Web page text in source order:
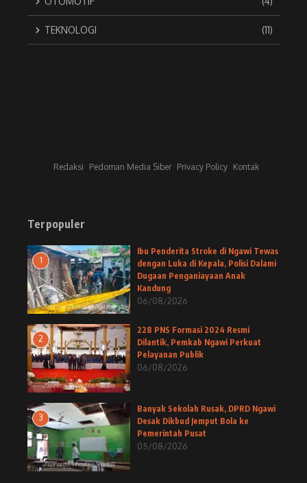
TEKNOLOGI (11)
Redaksi Pedoman Media Siber Privacy Policy Kontak
Terpopuler
1
Ibu Penderita Stroke di Ngawi Tewas
dengan Luka di Kepala, Polisi Dalami
Dugaan Penganiayaan Anak
Kandung
06/08/2026
2
228 PNS Formasi 2024 Resmi
Dilantik, Pemkab Ngawi Perkuat
Pelayanan Publik
06/08/2026
3
Banyak Sekolah Rusak, DPRD Ngawi
Desak Dikbud Jemput Bola ke
Pemerintah Pusat
05/08/2026